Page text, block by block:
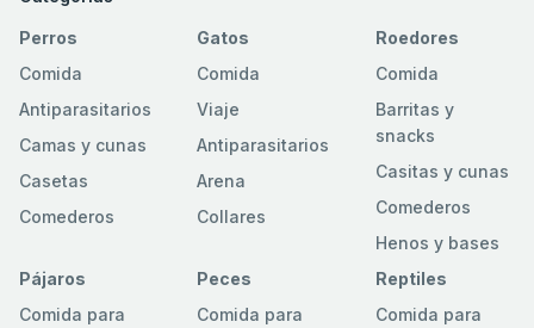
Perros
Comida
Antiparasitarios
Camas y cunas
Casetas
Comederos
Gatos
Comida
Viaje
Antiparasitarios
Arena
Collares
Roedores
Comida
Barritas y
snacks
Casitas y cunas
Comederos
Henos y bases
Pájaros
Comida para
Peces
Comida para
Reptiles
Comida para